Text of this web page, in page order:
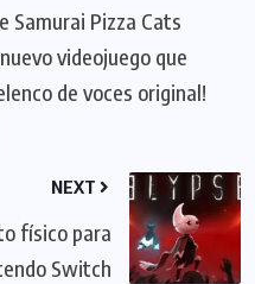
Samurai Pizza Cats
videojuego que
de voces original!
NEXT
físico para
Switch